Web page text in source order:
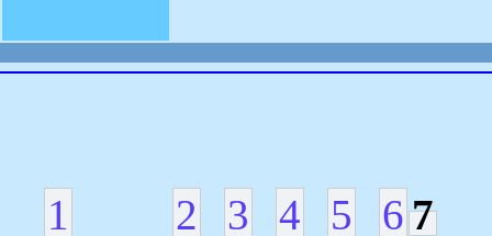
1 2 3 4 5 67